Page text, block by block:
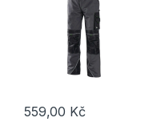
559,00 Kč
Tento produkt má